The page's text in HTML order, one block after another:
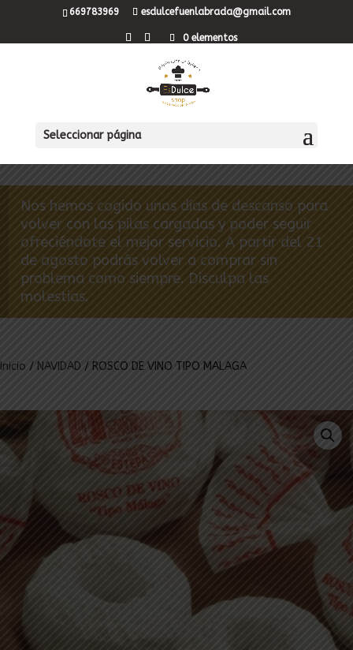
669783969 esdulcefuenlabrada@gmail.com
0 elementos
Seleccionar página
Nos hemos cogido unos días de descanso para
volver con las pilas cargadas y poder seguir
ofreciéndote el mejor servicio. A partir del 21
de agosto podrás volver a comprar sin
problema como siempre. Disculpa las
molestias.
Inicio / NAVIDAD / ROSCO DE VINO TIPO MALAGA